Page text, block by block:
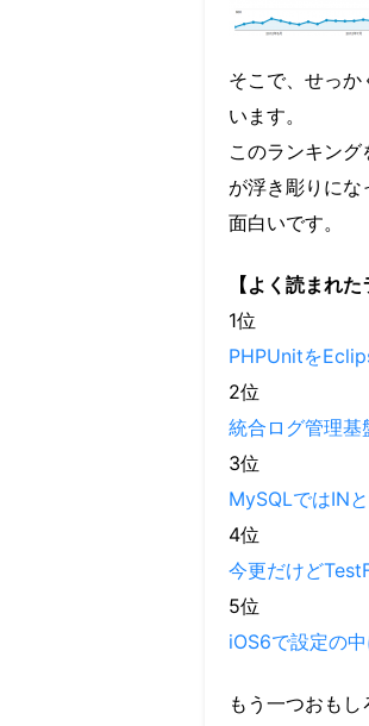
そこで、せっ
います。
このランキン
が浮き彫りにな
面白いです。
【よく読まれ
1位
PHPUnitを
2位
統合ログ管理基
3位
MySQLではIN
4位
今更だけど
5位
iOS6で設定の
もう一つおも